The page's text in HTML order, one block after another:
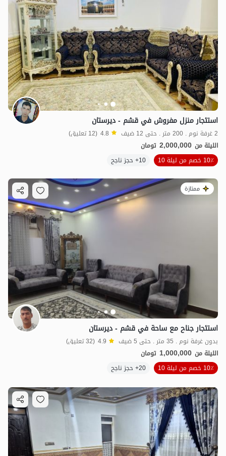
استئجار منزل مفروش في قشم - ديرستان
2 غرفة نوم . 200 متر . حتى 12 ضيف 4.8 (12 تعليق)
الليلة من 2,000,000 تومان
10٪ خصم من ليلة 10
10+ حجز ناجح
ممتازة
استئجار جناح مع ساحة في قشم - ديرستان
بدون غرفة نوم . 35 متر . حتى 5 ضيف 4.9 (32 تعليق)
الليلة من 1,000,000 تومان
10٪ خصم من ليلة 10
20+ حجز ناجح